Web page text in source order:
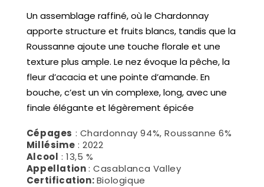
Un assemblage raffiné, où le Chardonnay
apporte structure et fruits blancs, tandis que la
Roussanne ajoute une touche florale et une
texture plus ample. Le nez évoque la pêche, la
fleur d’acacia et une pointe d’amande. En
bouche, c’est un vin complexe, long, avec une
finale élégante et légèrement épicée
Cépages : Chardonnay 94%, Roussanne 6%
Millésime : 2022
Alcool : 13,5 %
Appellation: Casablanca Valley
Certification:Biologique